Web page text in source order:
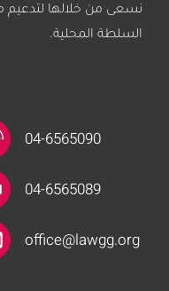
نسعى من خلالها لتدعيم
السلطة المحلية.
04-6565090
04-6565089
office@lawgg.org